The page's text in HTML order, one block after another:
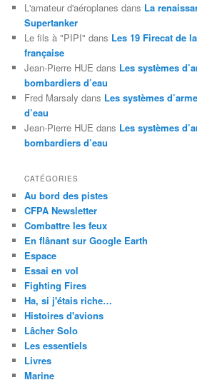
L'amateur d'aéroplanes dans La
Supertanker
Le fils à "PIPI" dans Les 19 Firecat de
française
Jean-Pierre HUE dans Les systèmes
bombardiers d’eau
Fred Marsaly dans Les systèmes
d’eau
Jean-Pierre HUE dans Les systèmes
bombardiers d’eau
CATÉGORIES
Au bord des pistes
CFPA Newsletter
Combattre les feux
En flânant sur Google Earth
Espace
Essai en vol
Fighting Fires
Ha, si j'étais riche…
Histoires d'avions
Lâcher Solo
Les essentiels
Livres
Marine